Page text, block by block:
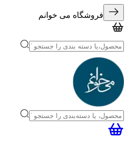
فروشگاه می خوانم